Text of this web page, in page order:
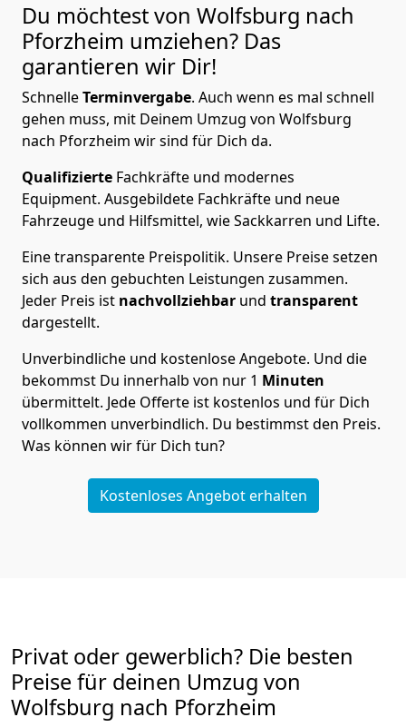
Du möchtest von Wolfsburg nach
Pforzheim umziehen? Das
garantieren wir Dir!
SchnelleTerminvergabe. Auch wenn es mal schnell
gehen muss, mit Deinem Umzug von Wolfsburg
nach Pforzheim wir sind für Dich da.
Qualifizierte Fachkräfte und modernes
Equipment. Ausgebildete Fachkräfte und neue
Fahrzeuge und Hilfsmittel, wie Sackkarren und Lifte.
Eine transparente Preispolitik. Unsere Preise setzen
sich aus den gebuchten Leistungen zusammen.
Jeder Preis ist nachvollziehbar und transparent
dargestellt.
Unverbindliche und kostenlose Angebote. Und die
bekommst Du innerhalb von nur 1 Minuten
übermittelt. Jede Offerte ist kostenlos und für Dich
vollkommen unverbindlich. Du bestimmst den Preis.
Was können wir für Dich tun?
Kostenloses Angebot erhalten
Privat oder gewerblich? Die besten
Preise für deinen Umzug von
Wolfsburg nach Pforzheim